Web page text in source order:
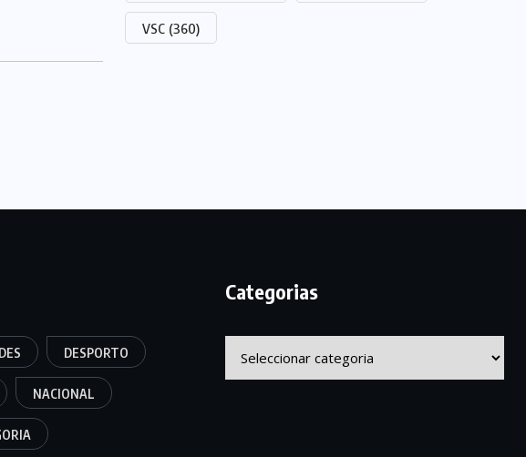
VSC (360)
DESPORTO
NACIONAL
Categorias